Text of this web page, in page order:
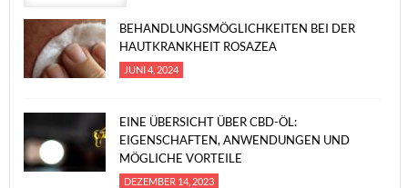
BEHANDLUNGSMÖGLICHKEITEN BEI DER
HAUTKRANKHEIT ROSAZEA
JUNI 4, 2024
EINE ÜBERSICHT ÜBER CBD-ÖL:
EIGENSCHAFTEN, ANWENDUNGEN UND
MÖGLICHE VORTEILE
DEZEMBER 14, 2023